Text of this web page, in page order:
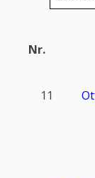
naar:
Nr.
11